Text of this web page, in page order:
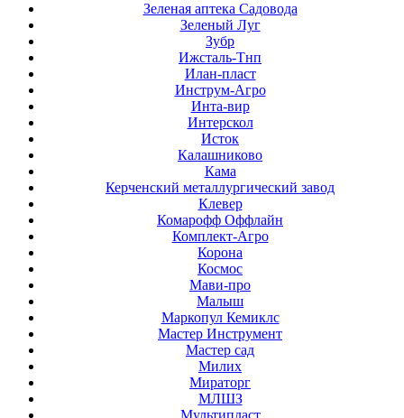
Зеленая аптека Садовода
Зеленый Луг
Зубр
Ижсталь-Тнп
Илан-пласт
Инструм-Агро
Инта-вир
Интерскол
Исток
Калашниково
Кама
Керченский металлургический завод
Клевер
Комарофф Оффлайн
Комплект-Агро
Корона
Космос
Мави-про
Малыш
Маркопул Кемиклс
Мастер Инструмент
Мастер сад
Милих
Мираторг
МЛШЗ
Мультипласт